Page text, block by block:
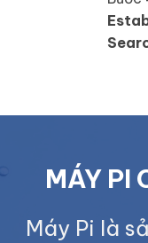
MÁY PI
Máy Pi là